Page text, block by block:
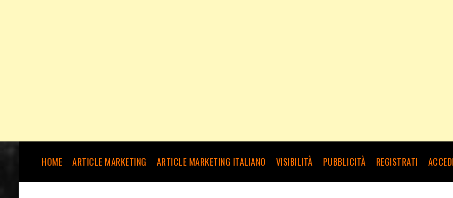
HOME ARTICLE MARKETING ARTICLE MARKETING ITALIANO VISIBILITÀ PUBBLICITÀ REGISTRATI